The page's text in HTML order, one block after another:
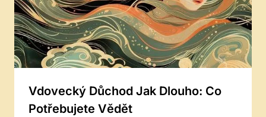
Vdovecký Důchod Jak Dlouho: Co
Potřebujete Vědět